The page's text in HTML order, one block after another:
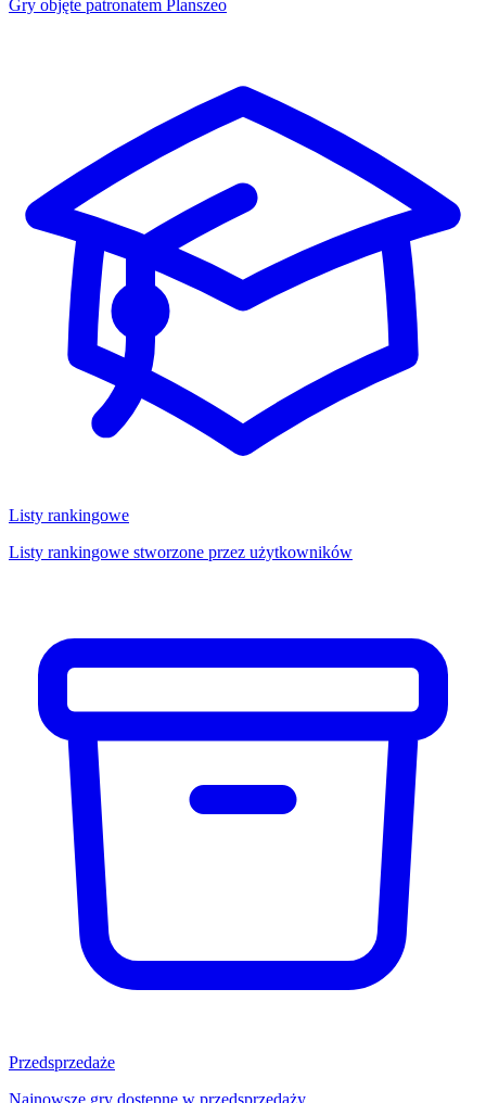
Gry objęte patronatem Planszeo
Listy rankingowe
Listy rankingowe stworzone przez użytkowników
Przedsprzedaże
Najnowsze gry dostępne w przedsprzedaży